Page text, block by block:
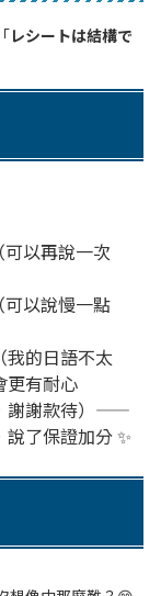
レシートは結構で
可以再說一次
可以說慢一點
我的日語不太
有耐心
謝謝款待）——
了保證加分 ✨